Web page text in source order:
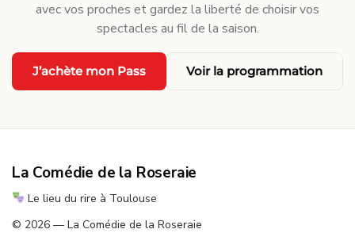
avec vos proches et gardez la liberté de choisir vos
spectacles au fil de la saison.
J’achète mon Pass Voir la programmation
La Comédie de la Roseraie
Le lieu du rire à Toulouse
© 2026 — La Comédie de la Roseraie